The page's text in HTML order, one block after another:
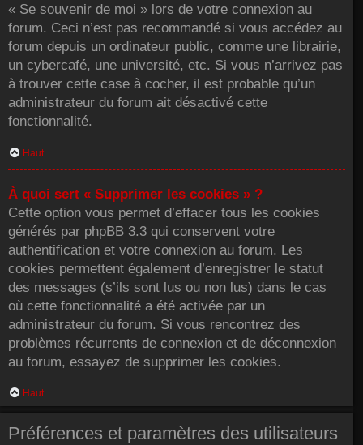
« Se souvenir de moi » lors de votre connexion au
forum. Ceci n’est pas recommandé si vous accédez au
forum depuis un ordinateur public, comme une librairie,
un cybercafé, une université, etc. Si vous n’arrivez pas
à trouver cette case à cocher, il est probable qu’un
administrateur du forum ait désactivé cette
fonctionnalité.
Haut
À quoi sert « Supprimer les cookies » ?
Cette option vous permet d’effacer tous les cookies
générés par phpBB 3.3 qui conservent votre
authentification et votre connexion au forum. Les
cookies permettent également d’enregistrer le statut
des messages (s’ils sont lus ou non lus) dans le cas
où cette fonctionnalité a été activée par un
administrateur du forum. Si vous rencontrez des
problèmes récurrents de connexion et de déconnexion
au forum, essayez de supprimer les cookies.
Haut
Préférences et paramètres des utilisateurs